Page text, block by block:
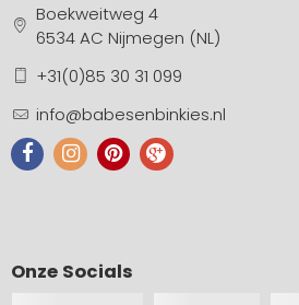
Boekweitweg 4
6534 AC Nijmegen (NL)
+31(0)85 30 31 099
info@babesenbinkies.nl
Onze Socials